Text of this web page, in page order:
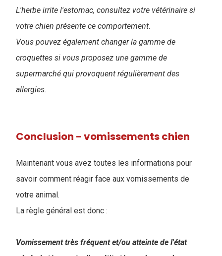
L'herbe irrite l'estomac, consultez votre vétérinaire si
votre chien présente ce comportement.
Vous pouvez également changer la gamme de
croquettes si vous proposez une gamme de
supermarché qui provoquent régulièrement des
allergies.
Conclusion - vomissements chien
Maintenant vous avez toutes les informations pour
savoir comment réagir face aux vomissements de
votre animal.
La règle général est donc :
Vomissement très fréquent et/ou atteinte de l'état